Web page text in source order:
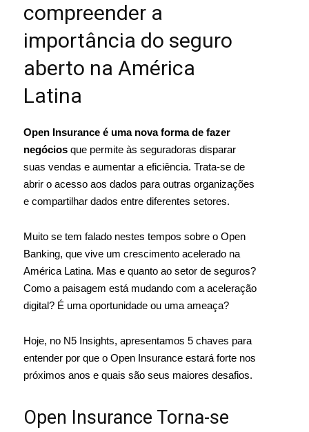
compreender a
importância do seguro
aberto na América
Latina
Open Insurance é uma nova forma de fazer
negócios que permite às seguradoras disparar
suas vendas e aumentar a eficiência. Trata-se de
abrir o acesso aos dados para outras organizações
e compartilhar dados entre diferentes setores.
Muito se tem falado nestes tempos sobre o Open
Banking, que vive um crescimento acelerado na
América Latina. Mas e quanto ao setor de seguros?
Como a paisagem está mudando com a aceleração
digital? É uma oportunidade ou uma ameaça?
Hoje, no N5 Insights, apresentamos 5 chaves para
entender por que o Open Insurance estará forte nos
próximos anos e quais são seus maiores desafios.
Open Insurance Torna-se